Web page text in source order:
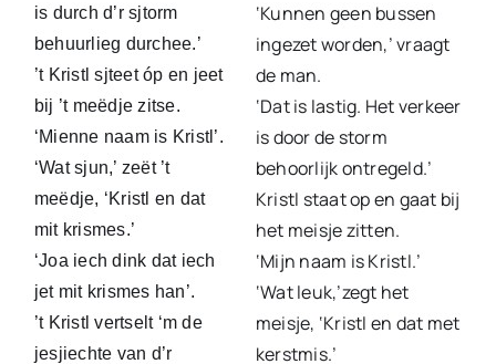
is durch d’r sjtorm
behuurlieg durchee.’
’t Kristl sjteet óp en jeet
bij ’t meëdje zitse.
‘Mienne naam is Kristl’.
‘Wat sjun,’ zeët ’t
meëdje, ‘Kristl en dat
mit krismes.’
‘Joa iech dink dat iech
jet mit krismes han’.
’t Kristl vertselt ‘m de
jesjiechte van d’r
‘Kunnen geen bussen
ingezet worden,’ vraagt
de man.
‘Dat is lastig. Het verkeer
is door de storm
behoorlijk ontregeld.’
Kristl staat op en gaat bij
het meisje zitten.
‘Mijn naam is Kristl.’
‘Wat leuk,’zegt het
meisje, ‘Kristl en dat met
kerstmis.’